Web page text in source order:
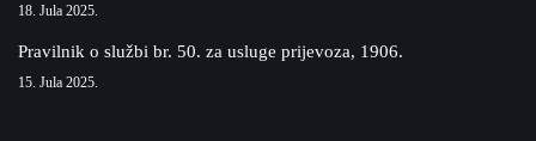
18. Jula 2025.
Pravilnik o službi br. 50. za usluge prijevoza, 1906.
15. Jula 2025.